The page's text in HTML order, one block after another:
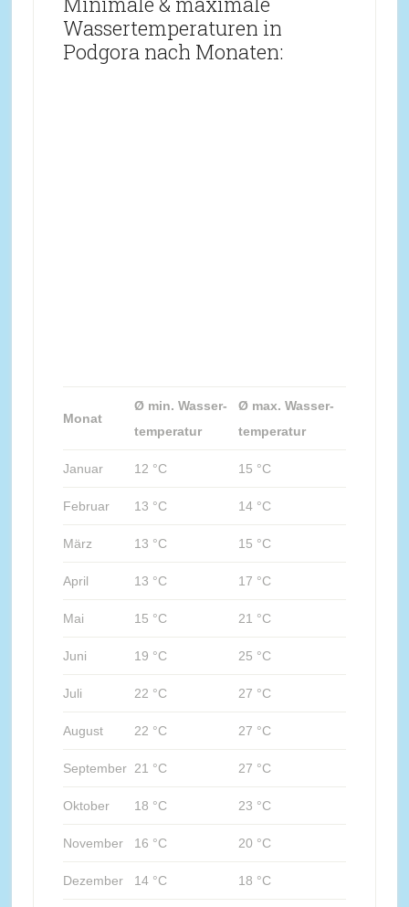
Wassertemperaturen in
Podgora nach Monaten:
Monat
Ø min. Wasser-
temperatur
Ø max. Wasser-
temperatur
Januar 12 °C 15 °C
Februar 13 °C 14 °C
März 13 °C 15 °C
April 13 °C 17 °C
Mai 15 °C 21 °C
Juni 19 °C 25 °C
Juli 22 °C 27 °C
August 22 °C 27 °C
September 21 °C 27 °C
Oktober 18 °C 23 °C
November 16 °C 20 °C
Dezember 14 °C 18 °C